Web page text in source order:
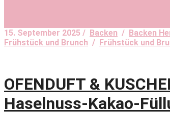
15. September 2025 / Backen / Backen
Frühstück und Brunch / Frühstück und
OFENDUFT &
Haselnuss-Kakao-